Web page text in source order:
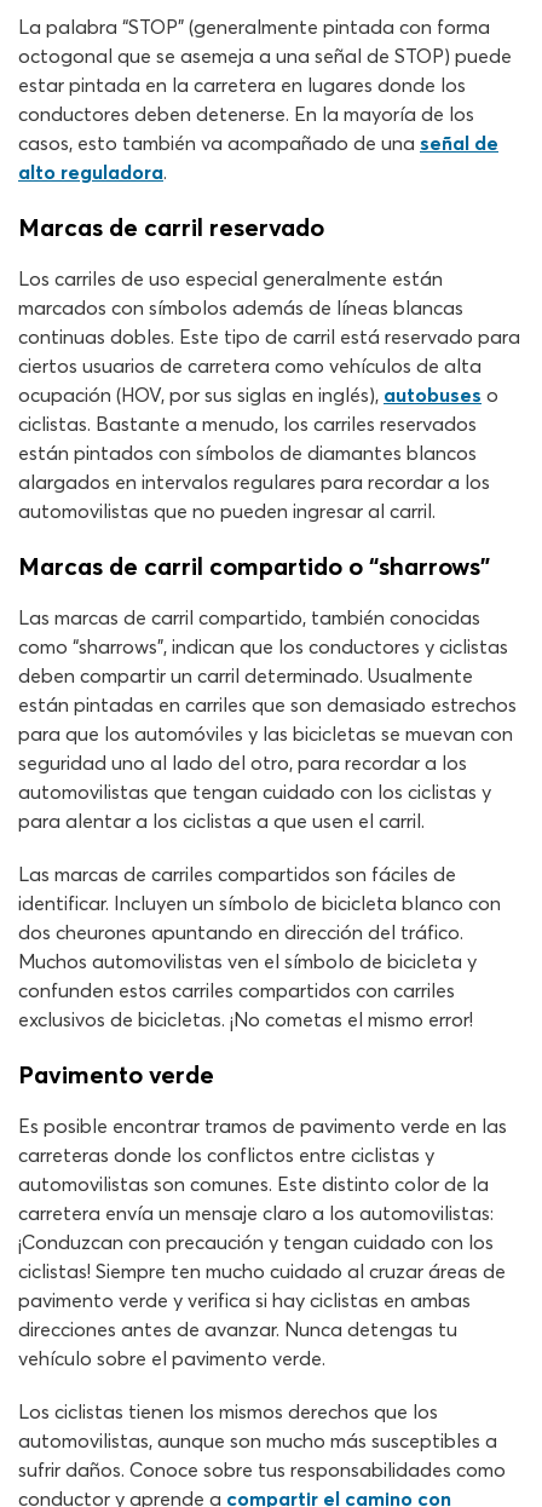
La palabra “STOP” (generalmente pintada con forma
octogonal que se asemeja a una señal de STOP) puede
estar pintada en la carretera en lugares donde los
conductores deben detenerse. En la mayoría de los
casos, esto también va acompañado de una señal de
alto reguladora.
Marcas de carril reservado
Los carriles de uso especial generalmente están
marcados con símbolos además de líneas blancas
continuas dobles. Este tipo de carril está reservado para
ciertos usuarios de carretera como vehículos de alta
ocupación (HOV, por sus siglas en inglés), autobuses o
ciclistas. Bastante a menudo, los carriles reservados
están pintados con símbolos de diamantes blancos
alargados en intervalos regulares para recordar a los
automovilistas que no pueden ingresar al carril.
Marcas de carril compartido o “sharrows”
Las marcas de carril compartido, también conocidas
como “sharrows”, indican que los conductores y ciclistas
deben compartir un carril determinado. Usualmente
están pintadas en carriles que son demasiado estrechos
para que los automóviles y las bicicletas se muevan con
seguridad uno al lado del otro, para recordar a los
automovilistas que tengan cuidado con los ciclistas y
para alentar a los ciclistas a que usen el carril.
Las marcas de carriles compartidos son fáciles de
identificar. Incluyen un símbolo de bicicleta blanco con
dos cheurones apuntando en dirección del tráfico.
Muchos automovilistas ven el símbolo de bicicleta y
confunden estos carriles compartidos con carriles
exclusivos de bicicletas. ¡No cometas el mismo error!
Pavimento verde
Es posible encontrar tramos de pavimento verde en las
carreteras donde los conflictos entre ciclistas y
automovilistas son comunes. Este distinto color de la
carretera envía un mensaje claro a los automovilistas:
¡Conduzcan con precaución y tengan cuidado con los
ciclistas! Siempre ten mucho cuidado al cruzar áreas de
pavimento verde y verifica si hay ciclistas en ambas
direcciones antes de avanzar. Nunca detengas tu
vehículo sobre el pavimento verde.
Los ciclistas tienen los mismos derechos que los
automovilistas, aunque son mucho más susceptibles a
sufrir daños. Conoce sobre tus responsabilidades como
conductor y aprende a compartir el camino con